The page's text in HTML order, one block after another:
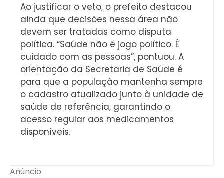
Ao justificar o veto, o prefeito destacou
ainda que decisões nessa área não
devem ser tratadas como disputa
política. “Saúde não é jogo político. É
cuidado com as pessoas”, pontuou. A
orientação da Secretaria de Saúde é
para que a população mantenha sempre
o cadastro atualizado junto à unidade de
saúde de referência, garantindo o
acesso regular aos medicamentos
disponíveis.
Anúncio